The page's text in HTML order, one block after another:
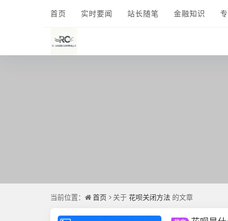
首页 实时要闻 站长随笔 金融知识
当前位置： 首页 关于 花呗关闭方法 的文章